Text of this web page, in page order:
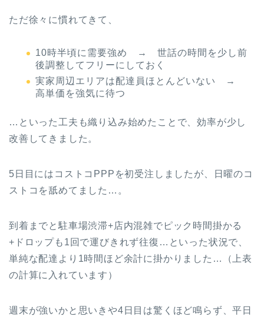
ただ徐々に慣れてきて、
10時半頃に需要強め → 世話の時間を少し前
後調整してフリーにしておく
実家周辺エリアは配達員ほとんどいない →
高単価を強気に待つ
…といった工夫も織り込み始めたことで、効率が少し
改善してきました。
5日目にはコストコPPPを初受注しましたが、日曜のコ
ストコを舐めてました…。
到着までと駐車場渋滞+店内混雑でピック時間掛かる
+ドロップも1回で運びきれず往復…といった状況で、
単純な配達より1時間ほど余計に掛かりました…（上表
の計算に入れています）
週末が強いかと思いきや4日目は驚くほど鳴らず、平日